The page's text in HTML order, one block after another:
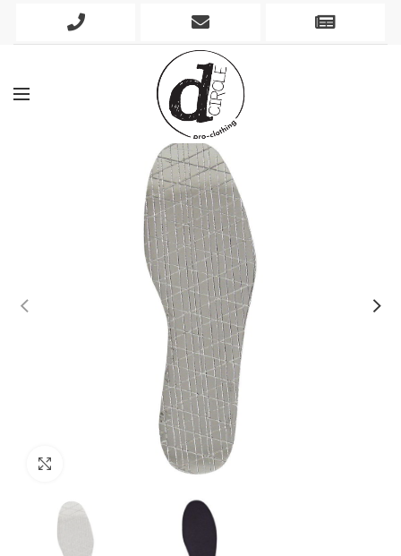
Phone
Mobile